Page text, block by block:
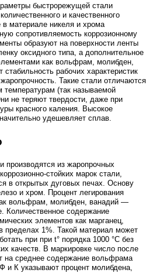
быстрорежущей стали
и качественного
в материале никеля и хрома
сопротивляемость коррозионному
образуют на поверхности ленты
оксидного типа, а дополнительное
как вольфрам, молибден,
стабильность рабочих характеристик
Такие стали отличаются
температурам (так называемой
не теряют твердости, даже при
красного каления. Высокое
удешевляет сплав.
производятся из жаропрочных
стойких марок стали,
в открытых дуговых печах. Основу
и хром. Процент легирования
вольфрам, молибден, ванадий —
Количественное содержание
элементов как марганец,
1%. Такой материал может
при при t° порядка 1000 °C без
качеств. В маркировке число после
на среднее содержание вольфрама
и К указывают процент молибдена,